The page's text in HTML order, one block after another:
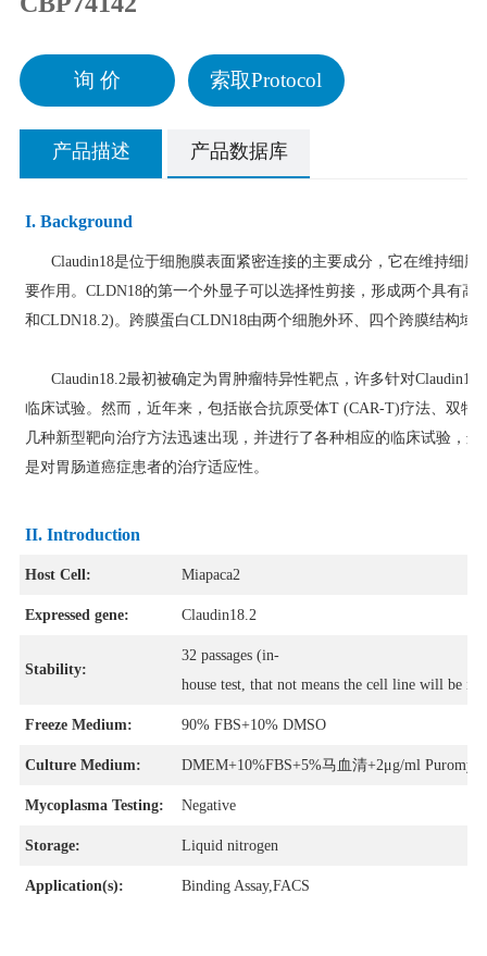
询 价 索取Protocol
产品描述 产品数据库
I. Background
Claudin18是位于细胞膜表面紧密连接的主要成分，它在维持细胞
要作用。CLDN18的第一个外显子可以选择性剪接，形成两个具有高
和CLDN18.2)。跨膜蛋白CLDN18由两个细胞外环、四个跨膜结构域
Claudin18.2最初被确定为胃肿瘤特异性靶点，许多针对
临床试验。然而，近年来，包括嵌合抗原受体T (CAR-T)疗法、双特
几种新型靶向治疗方法迅速出现，并进行了各种相应的临床试验，
是对胃肠道癌症患者的治疗适应性。
II. Introduction
Host Cell: Miapaca2
Expressed gene: Claudin18.2
Stability:
32 passages(in-
house test, that not means the cell line will be
Freeze Medium: 90% FBS+10% DMSO
Culture Medium: DMEM+10%FBS+5%马血清+2μg/ml
Mycoplasma Testing: Negative
Storage: Liquid nitrogen
Application(s): Binding Assay,FACS